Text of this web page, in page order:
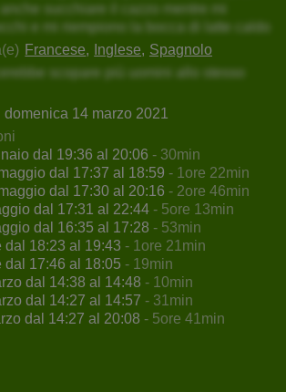
succhiare il cazzo mentre mi
e mi riempiono la bocca di latte caldo
Francese Inglese
Spagnolo
scopare più uomini allo stesso
domenica 14 marzo 2021
dal 19:36 al 20:06 - 30min
dal 17:37 al 18:59 - 1ore 22min
dal 17:30 al 20:16 - 2ore 46min
dal 17:31 al 22:44 - 5ore 13min
dal 16:35 al 17:28 - 53min
dal 18:23 al 19:43 - 1ore 21min
dal 17:46 al 18:05 - 19min
dal 14:38 al 14:48 - 10min
dal 14:27 al 14:57 - 31min
dal 14:27 al 20:08 - 5ore 41min